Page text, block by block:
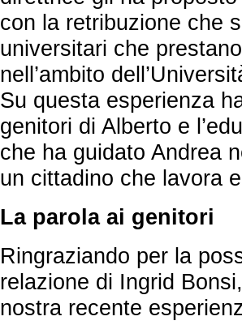
con la retribuzione che
universitari che
nell’ambito
Su questa esperienza
genitori di Alberto e
che ha guidato Andrea
un cittadino che lavora
La parola ai genitori
Ringraziando per la
relazione di Ingrid
nostra recente